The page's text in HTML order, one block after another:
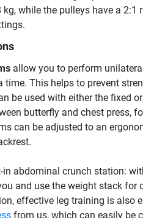
while the pulleys have a 2:1
allow you to perform
time. This helps to prevent
be used with either the fixed
butterfly and chest press,
can be adjusted to an
abdominal crunch station:
and use the weight stack for
effective leg training is also
from us, which can easily be